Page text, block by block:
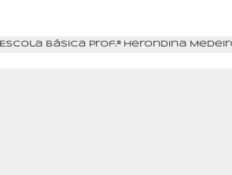
Escola Básica Prof.ª Herondina